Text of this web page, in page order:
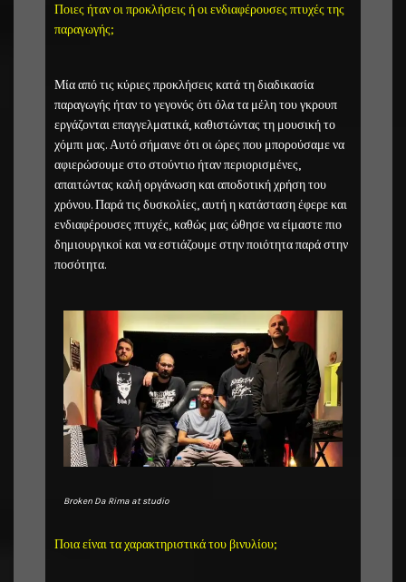
Ποιες ήταν οι προκλήσεις ή οι ενδιαφέρουσες πτυχές της
παραγωγής;
Μία από τις κύριες προκλήσεις κατά τη διαδικασία
παραγωγής ήταν το γεγονός ότι όλα τα μέλη του γκρουπ
εργάζονται επαγγελματικά, καθιστώντας τη μουσική το
χόμπι μας. Αυτό σήμαινε ότι οι ώρες που μπορούσαμε να
αφιερώσουμε στο στούντιο ήταν περιορισμένες,
απαιτώντας καλή οργάνωση και αποδοτική χρήση του
χρόνου. Παρά τις δυσκολίες, αυτή η κατάσταση έφερε και
ενδιαφέρουσες πτυχές, καθώς μας ώθησε να είμαστε πιο
δημιουργικοί και να εστιάζουμε στην ποιότητα παρά στην
ποσότητα.
Broken Da Rima at studio
Ποια είναι τα χαρακτηριστικά του βινυλίου;